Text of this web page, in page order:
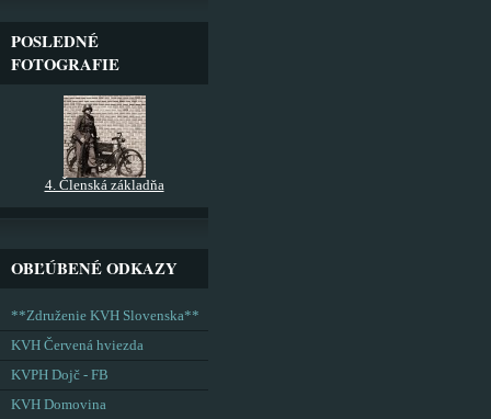
POSLEDNÉ
FOTOGRAFIE
4. Členská základňa
OBĽÚBENÉ ODKAZY
**Združenie KVH Slovenska**
KVH Červená hviezda
KVPH Dojč - FB
KVH Domovina